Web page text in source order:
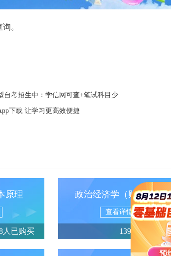
。
自考招生中：学信网可查+笔试科目少
下载 让学习更高效便捷
原理
人已购买
政治经济学（财经类）
查看详情
13950人已购买